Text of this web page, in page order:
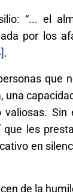
“... el
por los
.
que
una
valiosas.
que les
en
de la